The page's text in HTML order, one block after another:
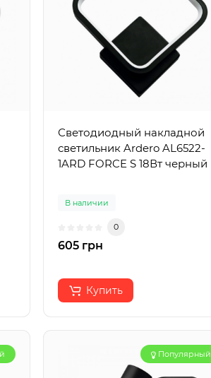
Светодиодный накладной
светильник Ardero AL6522-
1ARD FORCE S 18Вт черный
В наличии
0
605 грн
Купить
Популярный